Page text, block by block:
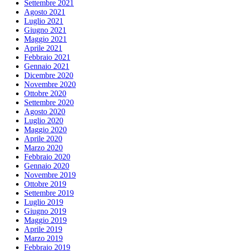
Settembre 2021
Agosto 2021
Luglio 2021
Giugno 2021
Maggio 2021
Aprile 2021
Febbraio 2021
Gennaio 2021
Dicembre 2020
Novembre 2020
Ottobre 2020
Settembre 2020
Agosto 2020
Luglio 2020
Maggio 2020
Aprile 2020
Marzo 2020
Febbraio 2020
Gennaio 2020
Novembre 2019
Ottobre 2019
Settembre 2019
Luglio 2019
Giugno 2019
Maggio 2019
Aprile 2019
Marzo 2019
Febbraio 2019